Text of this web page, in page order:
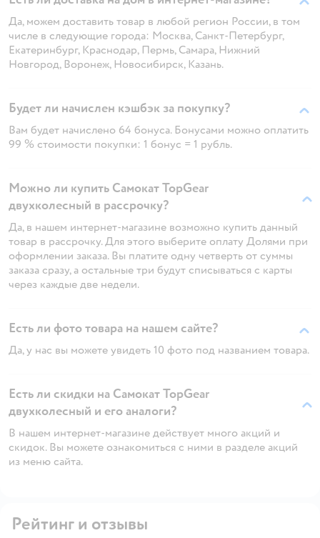
Да, можем доставить товар в любой регион России, в том
числе в следующие города: Москва, Санкт-Петербург,
Екатеринбург, Краснодар, Пермь, Самара, Нижний
Новгород, Воронеж, Новосибирск, Казань.
Будет ли начислен кэшбэк за покупку?
Вам будет начислено 64 бонуса. Бонусами можно оплатить
99 % стоимости покупки: 1 бонус = 1 рубль.
Можно ли купить Самокат TopGear
двухколесный в рассрочку?
Да, в нашем интернет-магазине возможно купить данный
товар в рассрочку. Для этого выберите оплату Долями при
оформлении заказа. Вы платите одну четверть от суммы
заказа сразу, а остальные три будут списываться с карты
через каждые две недели.
Есть ли фото товара на нашем сайте?
Да, у нас вы можете увидеть 10 фото под названием товара.
Есть ли скидки на Самокат TopGear
двухколесный и его аналоги?
В нашем интернет-магазине действует много акций и
скидок. Вы можете ознакомиться с ними в разделе акций
из меню сайта.
Рейтинг и отзывы